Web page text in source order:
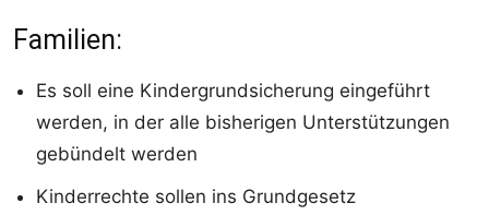
Familien:
Es soll eine Kindergrundsicherung eingeführt
werden, in der alle bisherigen Unterstützungen
gebündelt werden
Kinderrechte sollen ins Grundgesetz